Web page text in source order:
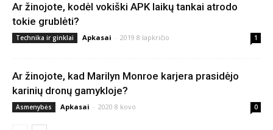
Ar žinojote, kodėl vokiški APK laikų tankai atrodo
tokie grublėti?
Technika ir ginklai Apkasai - 2019 8 lapkričio 1
Ar žinojote, kad Marilyn Monroe karjera prasidėjo
karinių dronų gamykloje?
Asmenybės Apkasai - 2020 8 kovo 0